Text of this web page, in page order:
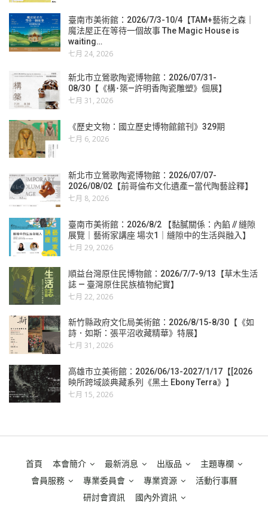
臺南市美術館：2026/7/3-10/4【TAM+藝術之森｜
魔法屋正在等待一個故事 The Magic House is
waiting…
七月 24, 2026
新北市立鶯歌陶瓷博物館：2026/07/31-
08/30【《構･築—許明香陶瓷雕塑》個展】
七月 31, 2026
《歷史文物：國立歷史博物館館刊》329期
七月 6, 2026
新北市立鶯歌陶瓷博物館：2026/07/07-
2026/08/02【前哥倫布文化遺產—當代陶藝詮釋】
七月 8, 2026
臺南市美術館：2026/8/2 【黏膩關係：內餡 // 縫隙
展覽｜藝術家講座 場次1｜縫隙中的生活與融入】
七月 29, 2026
順益台灣原住民博物館：2026/7/7-9/13【草木生活
誌 — 臺灣原住民族植物紀實】
七月 22, 2026
新竹縣政府文化局美術館：2026/8/15-8/30【《如
詩．如斯：張平沼收藏精華》特展】
七月 31, 2026
高雄市立美術館：2026/06/13-2027/1/17【[2026
映所跨域談典藏系列《黑土 Ebony Terra》】
七月 15, 2026
首頁 本會簡介 最新消息 出版品
主題專欄
會員服務
專業委員會 專業資源
活動行事曆
研討會資訊
國內外資訊